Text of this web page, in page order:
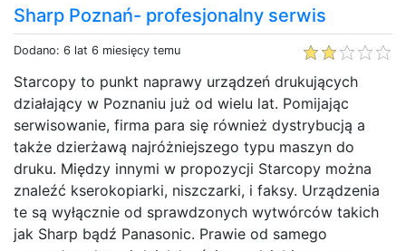
Sharp Poznań- profesjonalny serwis
Dodano: 6 lat 6 miesięcy temu
Starcopy to punkt naprawy urządzeń drukujących
działający w Poznaniu już od wielu lat. Pomijając
serwisowanie, firma para się również dystrybucją a
także dzierżawą najróżniejszego typu maszyn do
druku. Między innymi w propozycji Starcopy można
znaleźć kserokopiarki, niszczarki, i faksy. Urządzenia
te są wyłącznie od sprawdzonych wytwórców takich
jak Sharp bądź Panasonic. Prawie od samego